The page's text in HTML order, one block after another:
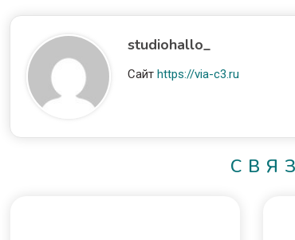
studiohallo_
Сайт https://via-c3.ru